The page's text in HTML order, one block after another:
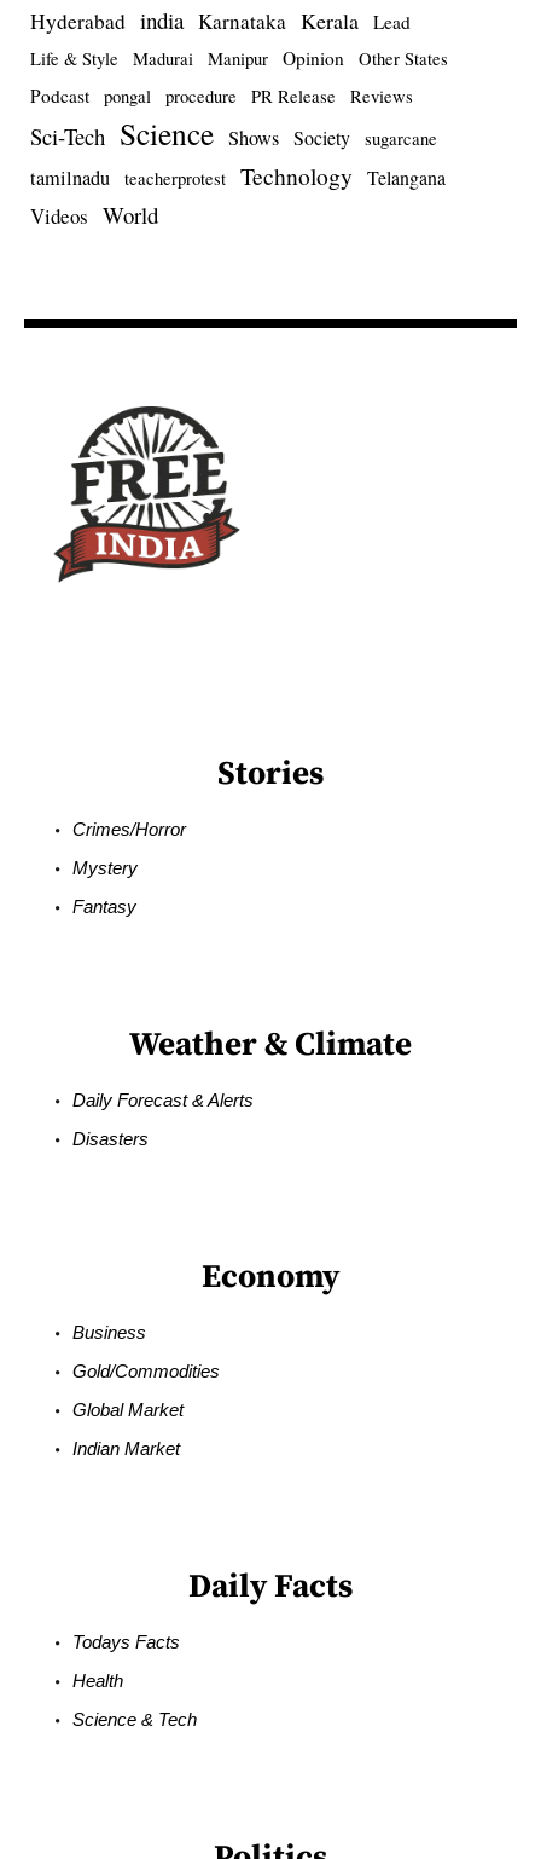
Hyderabad india Karnataka Kerala Lead
Life & Style Madurai Manipur Opinion Other States
Podcast pongal procedure PR Release Reviews
Sci-Tech Science Shows Society sugarcane
tamilnadu teacherprotest Technology Telangana
Videos World
Stories
Crimes/Horror
Mystery
Fantasy
Weather & Climate
Daily Forecast & Alerts
Disasters
Economy
Business
Gold/Commodities
Global Market
Indian Market
Daily Facts
Todays Facts
Health
Science & Tech